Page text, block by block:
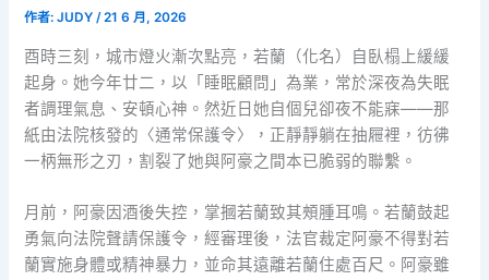
作者:JUDY/21 6 月, 2026
酉時三刻，城市燈火漸次點亮，若蘭（化名）自臥榻上緩緩
起身。她今年廿二，以「睡眠顧問」為業，常於深夜為失眠
者調理氣息、安頓心神。然近日她自個兒卻夜不能寐——那
紙由法院核發的〈通常保護令〉，正靜靜躺在抽屜裡，彷彿
一柄無形之刃，割裂了她與阿豪之間本已脆弱的聯繫。
月前，阿豪因酒後失控，掌摑若蘭致其頰腫耳鳴。若蘭鼓起
勇氣向法院聲請保護令，經審理後，法官裁定阿豪不得對若
蘭實施身體或精神暴力，並命其遠離若蘭住處百尺。阿豪雖